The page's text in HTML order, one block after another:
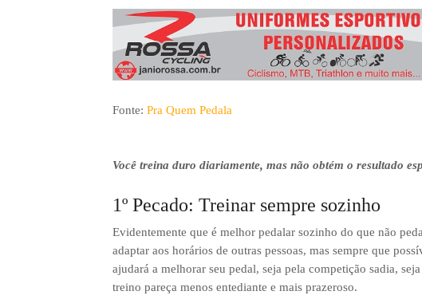
CICLOTURISMO 3º Pedal das Águas BBB - BEACH BIKER
EVENTO Pedala Tour - Floripa #2 - 2024 BBB - BEACH
Fonte: Pra Quem Pedala
Você treina duro diariamente, mas não obtém o resultado
1º Pecado: Treinar sempre sozinho
Evidentemente que é melhor pedalar sozinho do que não
adaptar aos horários de outras pessoas, mas sempre que
ajudará a melhorar seu pedal, seja pela competição sadia,
treino pareça menos entediante e mais prazeroso.